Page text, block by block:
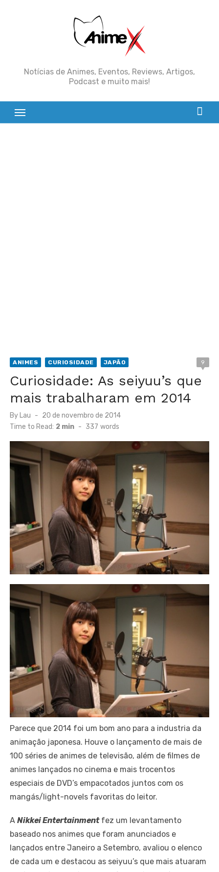
Notícias de Animes, Eventos, Reviews, Artigos,
Podcast e muito mais!
ANIMES CURIOSIDADE JAPÃO 9
Curiosidade: As seiyuu’s que
mais trabalharam em 2014
By Lau
Posted
on
20 de novembro de 2014
Time to Read: 2 min - 337 words
Parece que 2014 foi um bom ano para a industria da
animação japonesa. Houve o lançamento de mais de
100 séries de animes de televisão, além de filmes de
animes lançados no cinema e mais trocentos
especiais de DVD’s empacotados juntos com os
mangás/light-novels favoritas do leitor.
A Nikkei Entertainmentfez um levantamento
baseado nos animes que foram anunciados e
lançados entre Janeiro a Setembro, avaliou o elenco
de cada um e destacou as seiyuu’s que mais atuaram